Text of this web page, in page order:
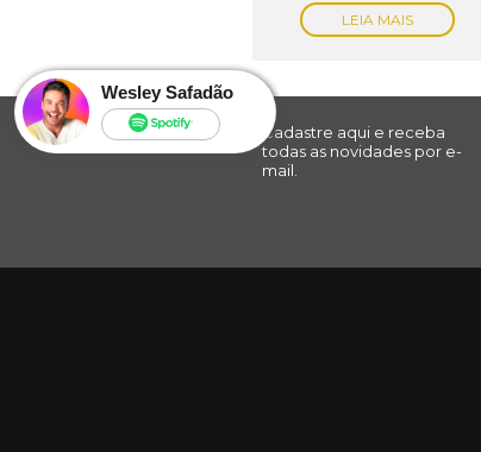
LEIA MAIS
Wesley Safadão
Cadastre aqui e receba
todas as novidades por e-
mail.